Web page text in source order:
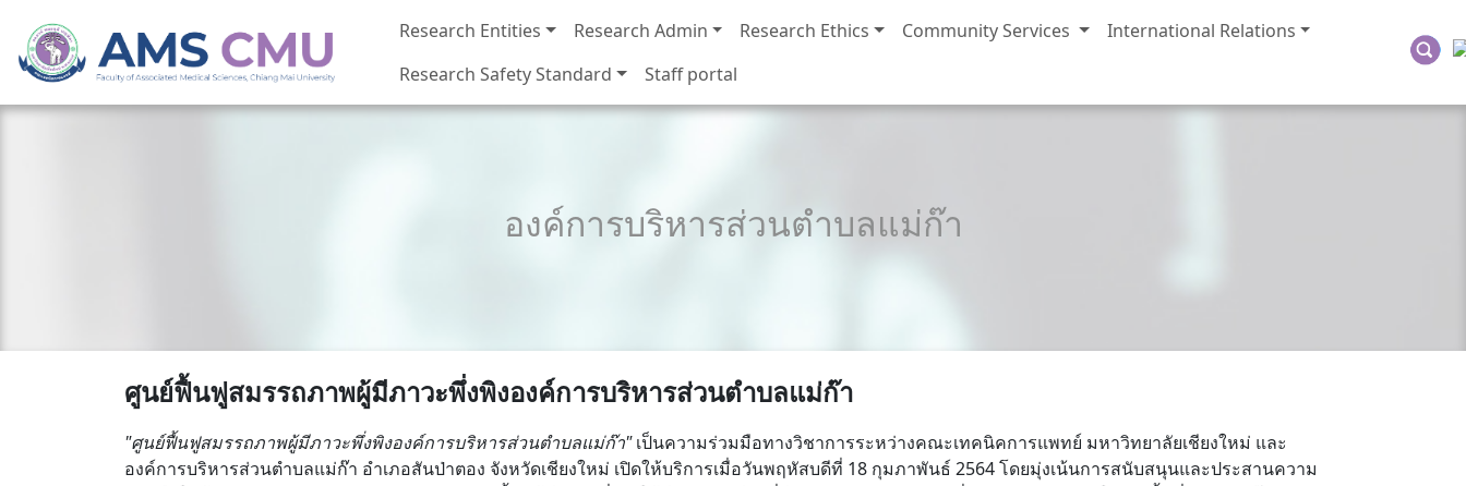
Research Entities Research Admin Research Ethics Community Services
International Relations
Research Safety Standard
Staff portal
องค์การบริหารส่วนตำบลแม่ก๊า
ศูนย์ฟื้นฟูสมรรถภาพผู้มีภาวะพึ่งพิงองค์การบริหารส่วนตำบลแม่ก๊า
"ศูนย์ฟื้นฟูสมรรถภาพผู้มีภาวะพึ่งพิงองค์การบริหารส่วนตำบลแม่ก๊า"เป็นความร่วมมือทางวิชาการระหว่างคณะเทคนิคการแพทย์ มหาวิทยาลัยเชียงใหม่ และ
องค์การบริหารส่วนตำบลแม่ก๊า อำเภอสันป่าตอง จังหวัดเชียงใหม่ เปิดให้บริการเมื่อวันพฤหัสบดีที่ 18 กุมภาพันธ์ 2564 โดยมุ่งเน้นการสนับสนุนและประสานความ